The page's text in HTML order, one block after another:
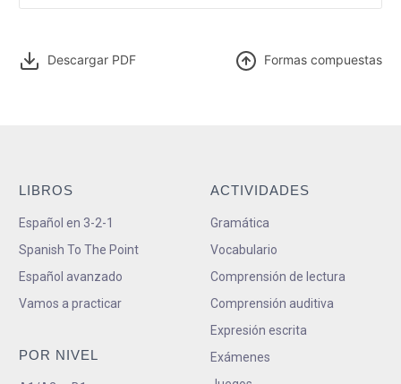
Descargar PDF Formas compuestas
LIBROS
Español en 3-2-1
Spanish To The Point
Español avanzado
Vamos a practicar
POR NIVEL
ACTIVIDADES
Gramática
Vocabulario
Comprensión de lectura
Comprensión auditiva
Expresión escrita
Exámenes